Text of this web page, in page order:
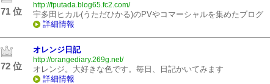
71 位
http://fputada.blog65.fc2.com/
宇多田ヒカル(うただひかる)のPVやコマーシャルを集めたブログ
詳細情報
72 位
オレンジ日記
http://orangediary.269g.net/
オレンジ。大好きな色です。毎日、日記かいてみます
詳細情報